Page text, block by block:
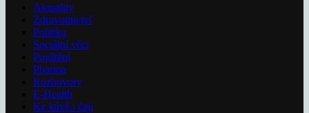
Aktuality
Zdravotnictví
Politika
Sociální věci
Pojištění
Pharma
Rozhovory
E-Health
Ke kávě i čaji